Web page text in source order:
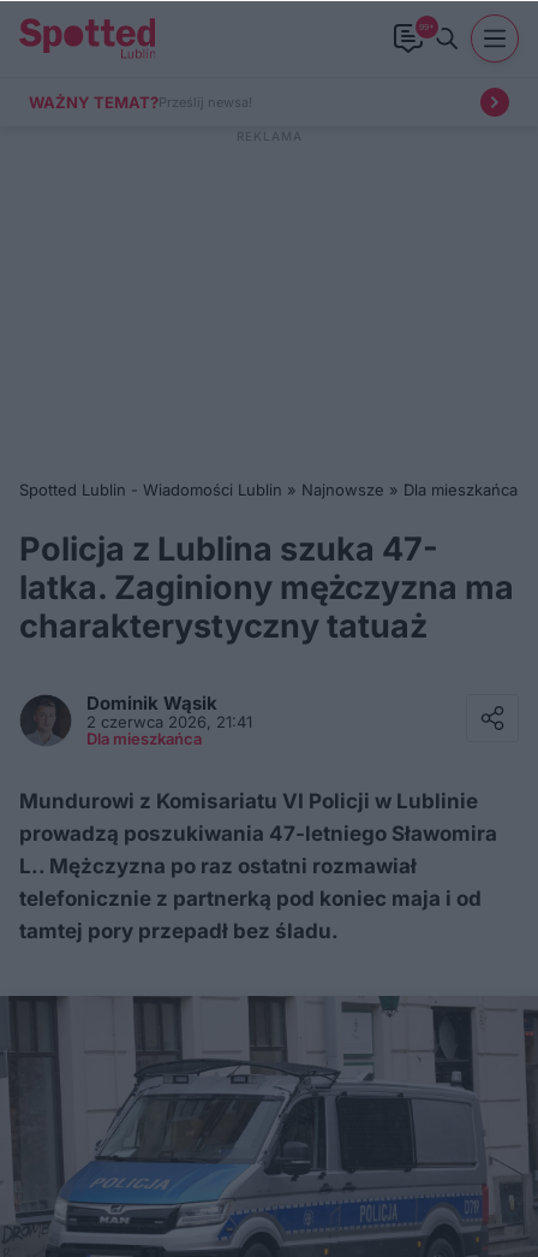
99+
WAŻNY TEMAT?Prześlij newsa!
Spotted Lublin - Wiadomości Lublin » Najnowsze » Dla mieszkańca
Policja z Lublina szuka 47-
latka. Zaginiony mężczyzna ma
charakterystyczny tatuaż
Dominik Wąsik
2 czerwca 2026, 21:41
Dla mieszkańca
Mundurowi z Komisariatu VI Policji w Lublinie
prowadzą poszukiwania 47-letniego Sławomira
L.. Mężczyzna po raz ostatni rozmawiał
telefonicznie z partnerką pod koniec maja i od
tamtej pory przepadł bez śladu.